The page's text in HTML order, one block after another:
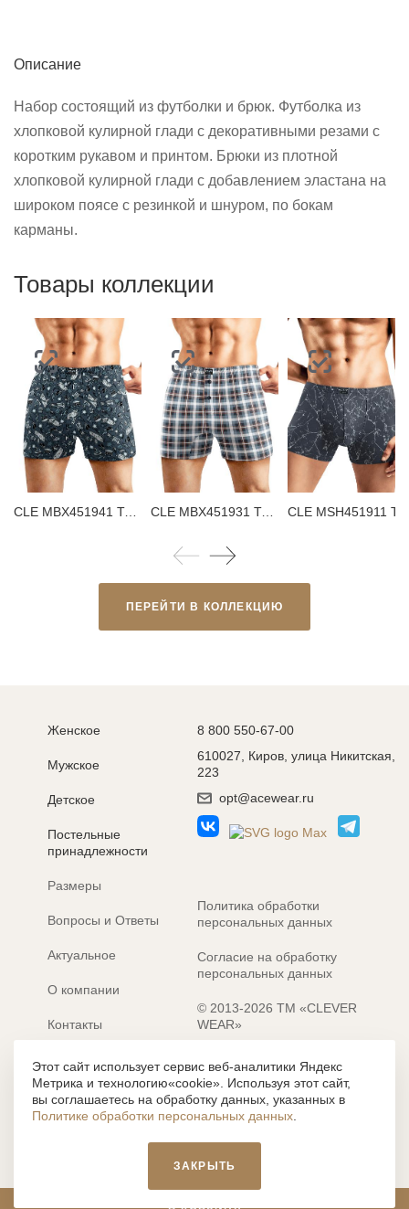
Описание
Набор состоящий из футболки и брюк. Футболка из
хлопковой кулирной глади с декоративными резами с
коротким рукавом и принтом. Брюки из плотной
хлопковой кулирной глади с добавлением эластана на
широком поясе с резинкой и шнуром, по бокам
карманы.
Товары коллекции
CLE MBX451941 Трусы мужские боксеры CLE MBX451931 Трусы мужские боксеры
ПЕРЕЙТИ В КОЛЛЕКЦИЮ
Женское
Мужское
Детское
Постельные
принадлежности
Размеры
Вопросы и Ответы
Актуальное
О компании
Контакты
Электронные каталоги
8 800 550-67-00
610027, Киров, улица Никитская,
223
opt@acewear.ru
Политика обработки
персональных данных
Согласие на обработку
персональных данных
© 2013-2026 ТМ «CLEVER
WEAR»
Разработка сайта: MACHAON
Все содержание, представленное или отраженное на сайте
https://clever-style.ru, включая, но не ограничиваясь, текстом,
графикой, фотографиями, иллюстрациями и т.д., являются
объектами авторского права, использование которых, без
письменного разрешения администрации и без активной
влечет наложение ответственности с действующим
Этот сайт использует сервис веб-аналитики Яндекс
Метрика и технологию«cookie». Используя этот сайт,
вы соглашаетесь на обработку данных, указанных в
Политике обработки персональных данных
ЗАКРЫТЬ